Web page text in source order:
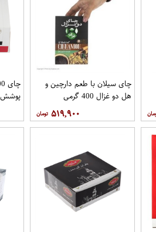
چای سیلان با طعم دارچین و
هل دو غزال 400 گرمی
۵۱۹,۹۰۰
پوشش